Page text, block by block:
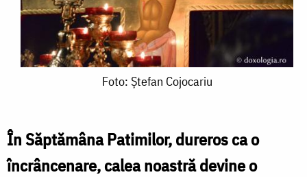
Foto: Ștefan Cojocariu
În Săptămâna Patimilor, dureros ca o
încrâncenare, calea noastră devine o